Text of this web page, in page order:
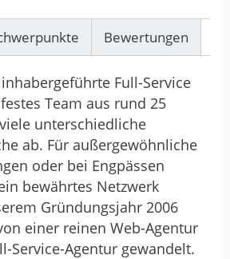
Bewertungen
Full-Service
Team aus rund 25
unterschiedliche
ab. Für außergewöhnliche
oder bei Engpässen
bewährtes Netzwerk
Gründungsjahr 2006
einer reinen Web-Agentur
Service-Agentur gewandelt.